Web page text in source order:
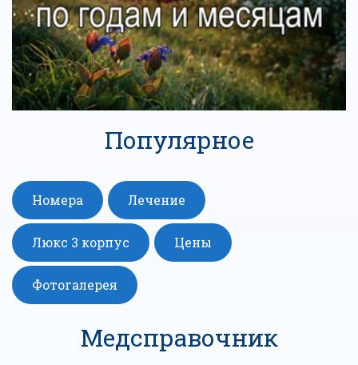
Популярное
Номера Лечение
Люкс 3 корпус Цены
Фотогалерея
Медсправочник